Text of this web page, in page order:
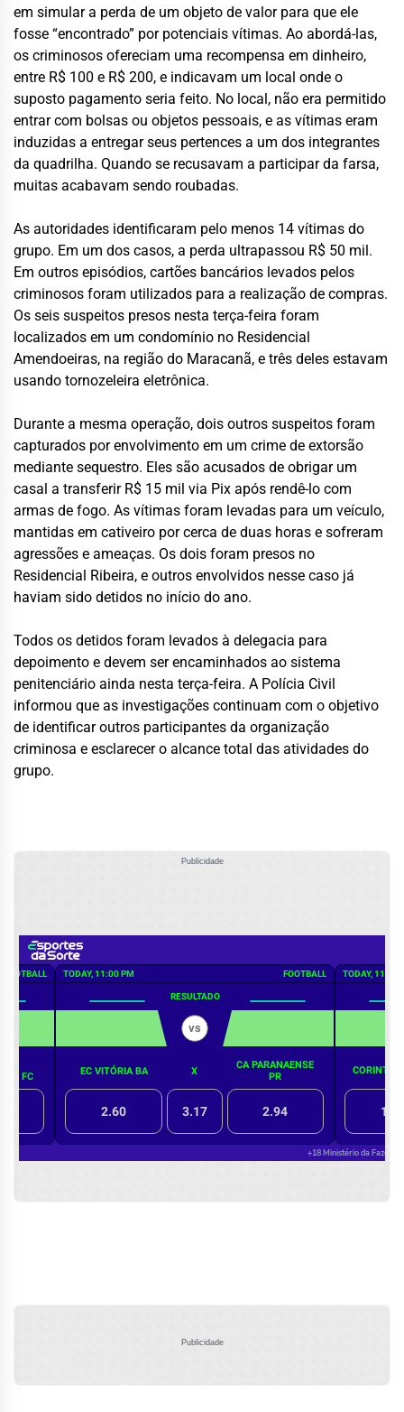
em simular a perda de um objeto de valor para que ele
fosse “encontrado” por potenciais vítimas. Ao abordá-las,
os criminosos ofereciam uma recompensa em dinheiro,
entre R$ 100 e R$ 200, e indicavam um local onde o
suposto pagamento seria feito. No local, não era permitido
entrar com bolsas ou objetos pessoais, e as vítimas eram
induzidas a entregar seus pertences a um dos integrantes
da quadrilha. Quando se recusavam a participar da farsa,
muitas acabavam sendo roubadas.
As autoridades identificaram pelo menos 14 vítimas do
grupo. Em um dos casos, a perda ultrapassou R$ 50 mil.
Em outros episódios, cartões bancários levados pelos
criminosos foram utilizados para a realização de compras.
Os seis suspeitos presos nesta terça-feira foram
localizados em um condomínio no Residencial
Amendoeiras, na região do Maracanã, e três deles estavam
usando tornozeleira eletrônica.
Durante a mesma operação, dois outros suspeitos foram
capturados por envolvimento em um crime de extorsão
mediante sequestro. Eles são acusados de obrigar um
casal a transferir R$ 15 mil via Pix após rendê-lo com
armas de fogo. As vítimas foram levadas para um veículo,
mantidas em cativeiro por cerca de duas horas e sofreram
agressões e ameaças. Os dois foram presos no
Residencial Ribeira, e outros envolvidos nesse caso já
haviam sido detidos no início do ano.
Todos os detidos foram levados à delegacia para
depoimento e devem ser encaminhados ao sistema
penitenciário ainda nesta terça-feira. A Polícia Civil
informou que as investigações continuam com o objetivo
de identificar outros participantes da organização
criminosa e esclarecer o alcance total das atividades do
grupo.
Publicidade
Publicidade